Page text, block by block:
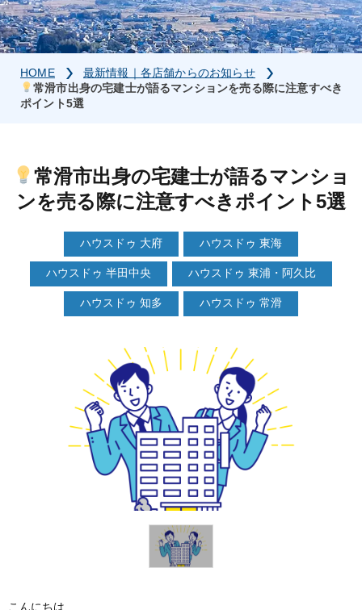
HOME
最新情報｜各店舗からのお知らせ
常滑市出身の宅建士が語るマンションを売る際に注意すべき
ポイント5選
常滑市出身の宅建士が語るマンショ
ンを売る際に注意すべきポイント5選
ハウスドゥ 大府 ハウスドゥ 東海
ハウスドゥ 半田中央 ハウスドゥ 東浦・阿久比
ハウスドゥ 知多 ハウスドゥ 常滑
こんにちは